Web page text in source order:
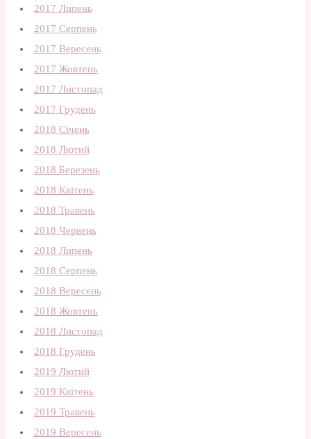
2017 Липень
2017 Серпень
2017 Вересень
2017 Жовтень
2017 Листопад
2017 Грудень
2018 Січень
2018 Лютий
2018 Березень
2018 Квітень
2018 Травень
2018 Червень
2018 Липень
2018 Серпень
2018 Вересень
2018 Жовтень
2018 Листопад
2018 Грудень
2019 Лютий
2019 Квітень
2019 Травень
2019 Вересень